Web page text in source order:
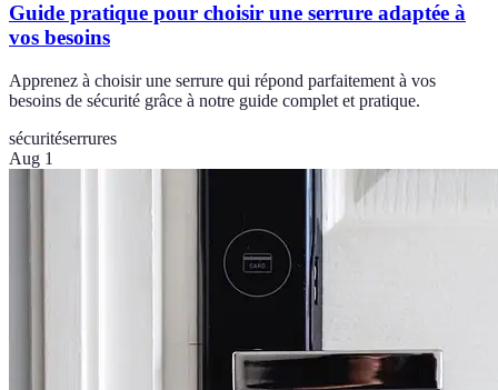
Guide pratique pour choisir une serrure adaptée à
vos besoins
Apprenez à choisir une serrure qui répond parfaitement à vos
besoins de sécurité grâce à notre guide complet et pratique.
sécuritéserrures
Aug 1